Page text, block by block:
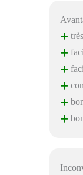
+
+
+
+
+
+